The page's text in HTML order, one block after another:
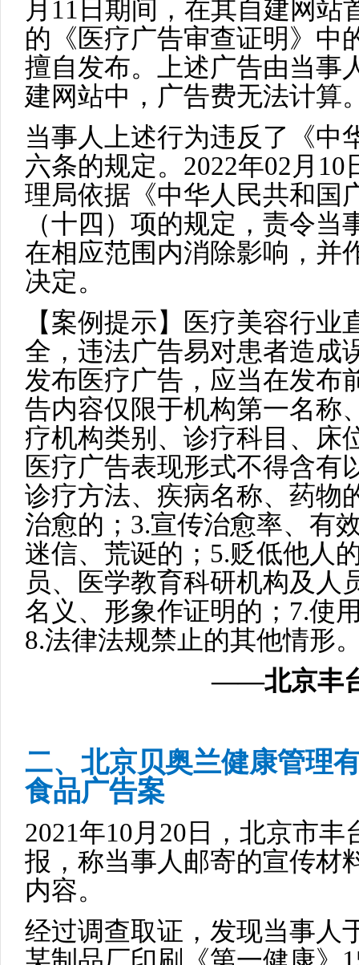
月11日期间，在其自建网
的《医疗广告审查证明》中
擅自发布。上述广告由当事
建网站中，广告费无法计算
当事人上述行为违反了《中
六条的规定。2022年02月
理局依据《中华人民共和国
（十四）项的规定，责令
在相应范围内消除影响，并
决定。
【案例提示】医疗美容行
全，违法广告易对患者造成
发布医疗广告，应当在发布
告内容仅限于机构第一名称
疗机构类别、诊疗科目、床
医疗广告表现形式不得含有
诊疗方法、疾病名称、药物
治愈的；3.宣传治愈率、有
迷信、荒诞的；5.贬低他人
员、医学教育科研机构及人
名义、形象作证明的；7.使
8.法律法规禁止的其他情形
——北京丰
二、北京贝奥兰健康管理
食品广告案
2021年10月20日，北京市
报，称当事人邮寄的宣传材
内容。
经过调查取证，发现当事人